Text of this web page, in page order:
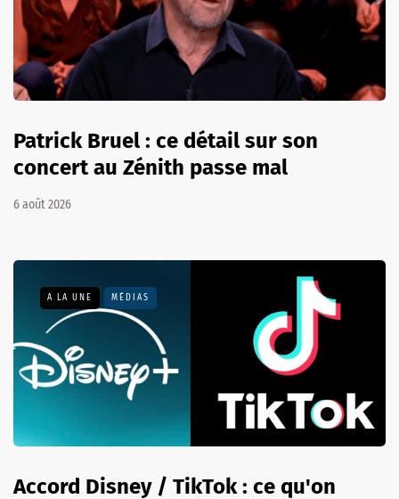
Patrick Bruel : ce détail sur son
concert au Zénith passe mal
6 août 2026
A LA UNE MÉDIAS
Accord Disney / TikTok : ce qu'on